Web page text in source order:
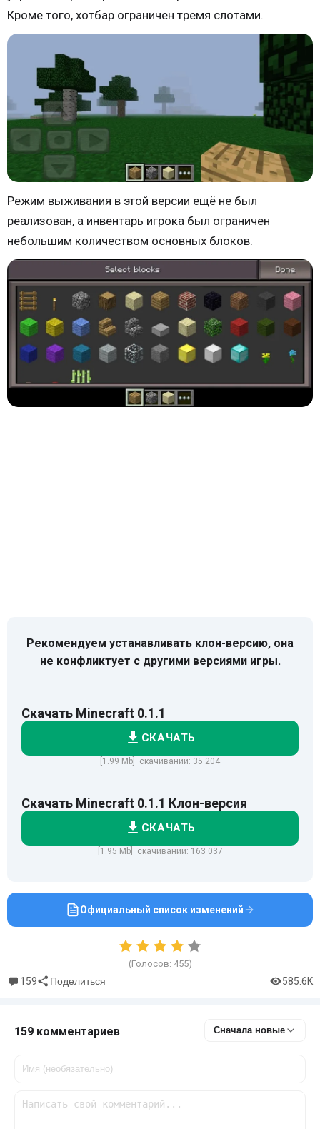
Кроме того, хотбар ограничен тремя слотами.
Режим выживания в этой версии ещё не был
реализован, а инвентарь игрока был ограничен
небольшим количеством основных блоков.
Рекомендуем устанавливать клон-версию, она
не конфликтует с другими версиями игры.
Скачать Minecraft 0.1.1
СКАЧАТЬ
[1.99 Mb] скачиваний: 35 204
Скачать Minecraft 0.1.1 Клон-версия
СКАЧАТЬ
[1.95 Mb] скачиваний: 163 037
Официальный список изменений
(Голосов: 455)
159 Поделиться 585.6K
159 комментариев Сначала новые